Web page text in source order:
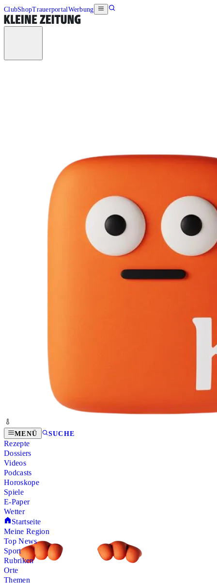
ClubShopTrauerportalWerbung
MENÜ SUCHE
Rezepte
Dossiers
Videos
Podcasts
Horoskope
Spiele
E-Paper
Wetter
Startseite
Meine Region
Top News
Sport
Rubriken
Orte
Themen